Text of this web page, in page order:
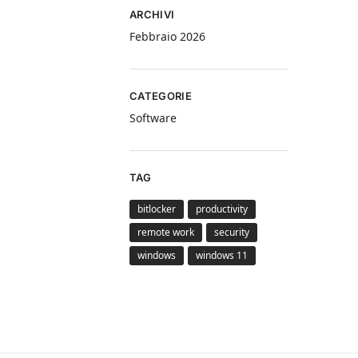
ARCHIVI
Febbraio 2026
CATEGORIE
Software
TAG
bitlocker
productivity
remote work
security
windows
windows 11